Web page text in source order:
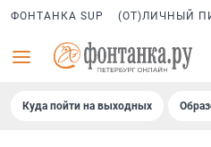
ФОНТАНКА SUP (ОТ)ЛИЧНЫЙ
Куда пойти на выходных